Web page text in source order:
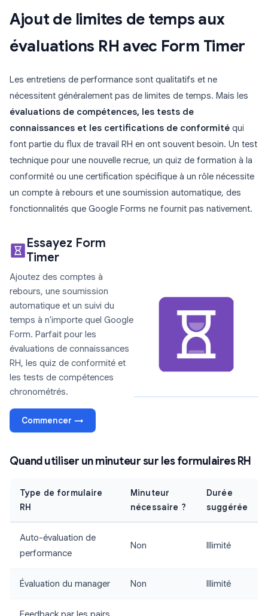
Ajout de limites de temps aux
évaluations RH avec Form Timer
Les entretiens de performance sont qualitatifs et ne
nécessitent généralement pas de limites de temps. Mais les
évaluations de compétences, les tests de
connaissances et les certifications de conformité qui
font partie du flux de travail RH en ont souvent besoin. Un test
technique pour une nouvelle recrue, un quiz de formation à la
conformité ou une certification spécifique à un rôle nécessite
un compte à rebours et une soumission automatique, des
fonctionnalités que Google Forms ne fournit pas nativement.
Essayez Form
Timer
Ajoutez des comptes à
rebours, une soumission
automatique et un suivi du
temps à n'importe quel Google
Form. Parfait pour les
évaluations de connaissances
RH, les quiz de conformité et
les tests de compétences
chronométrés.
Commencer →
Quand utiliser un minuteur sur les formulaires RH
Type de formulaire
RH
Minuteur
nécessaire ?
Durée
suggérée
Auto-évaluation de
performance
Non Illimité
Évaluation du manager Non Illimité